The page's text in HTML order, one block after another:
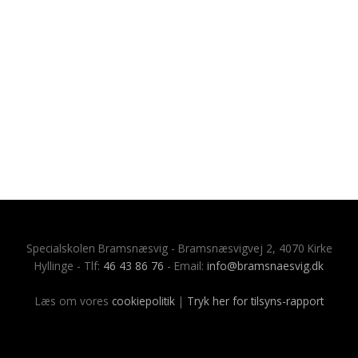
Specialskolen Bramsnæsvig - Bramsnæsvigvej 2, 4070 Kirke
Hyllinge - Tlf: 46 43 86 76 - Email: info@bramsnaesvig.dk
Læs om vores cookiepolitik| Tryk her for tilsyns-rapport